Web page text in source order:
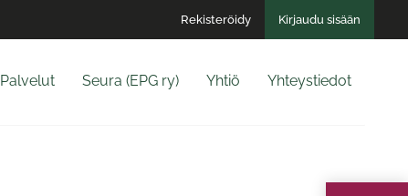
Rekisteröidy Kirjaudu sisään
Yhteystiedot
Yhtiö
Seura (EPG ry)
Palvelut